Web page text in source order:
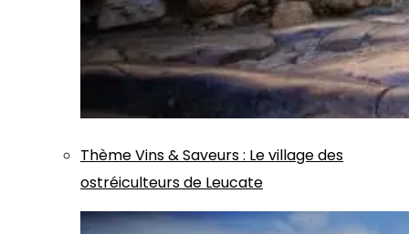
ThèmeVins & Saveurs: Le village des
ostréiculteurs de Leucate